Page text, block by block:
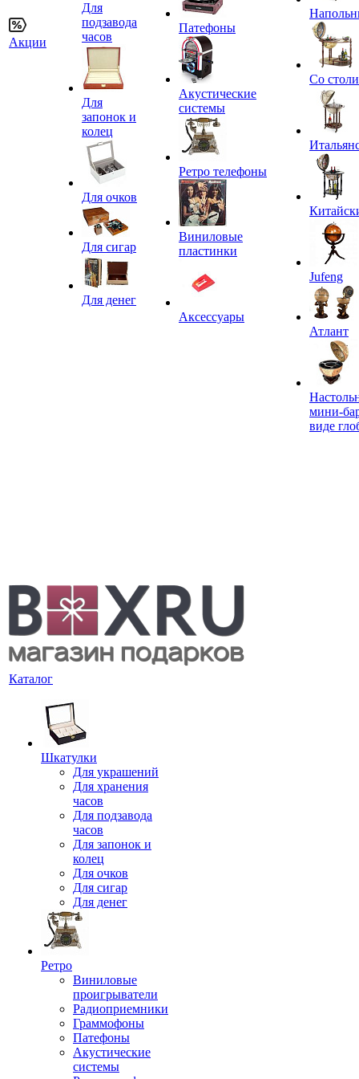
Акции
Для
подзавода
часов
Для
запонок и
колец
Для очков
Для сигар
Для денег
Патефоны
Акустические
системы
Ретро телефоны
Виниловые
пластинки
Аксессуары
Со
Jufeng
Атлант
мини-
виде
Каталог
Шкатулки
Для украшений
Для хранения
часов
Для подзавода
часов
Для запонок и
колец
Для очков
Для сигар
Для денег
Ретро
Виниловые
проигрыватели
Радиоприемники
Граммофоны
Патефоны
Акустические
системы